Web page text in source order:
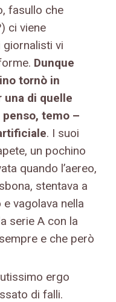
fasullo che
ci viene
giornalisti vi
Dunque
tornò in
una di quelle
temo –
. I suoi
un pochino
quando l’aereo,
stentava a
vagolava nella
serie A con la
e che però
ergo
di falli.